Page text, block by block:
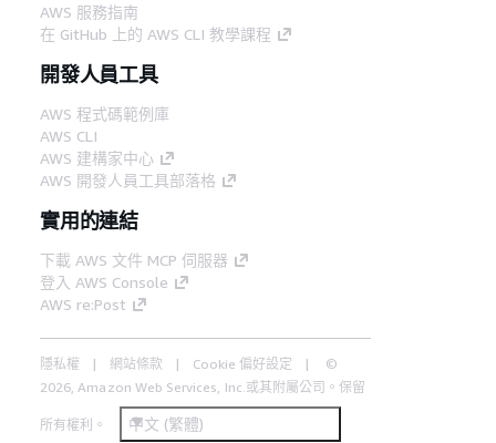
AWS 服務指南
在 GitHub 上的 AWS CLI 教學課程
開發人員工具
AWS 程式碼範例庫
AWS CLI
AWS 建構家中心
AWS 開發人員工具部落格
實用的連結
下載 AWS 文件 MCP 伺服器
登入 AWS Console
AWS re:Post
隱私權 網站條款 Cookie 偏好設定
©
2026, Amazon Web Services, Inc.或其附屬公司。保留
所有權利。 中文 (繁體)